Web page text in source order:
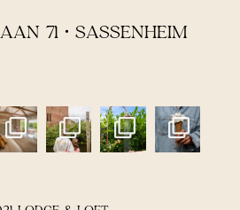
71 • SASSENHEIM